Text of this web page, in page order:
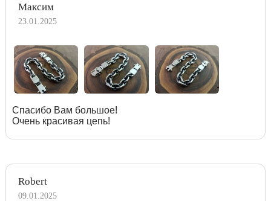
Максим
23.01.2025
Спасибо Вам большое!
Очень красивая цепь!
Robert
09.01.2025